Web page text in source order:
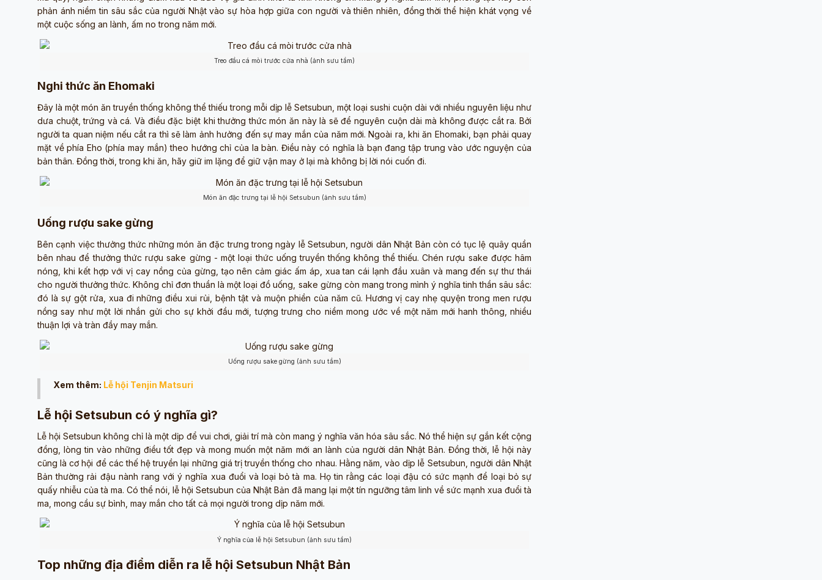
phản ánh niềm tin sâu sắc của người Nhật vào sự hòa hợp giữa con người và thiên nhiên, đồng thời thể hiện khát vọng về
một cuộc sống an lành, ấm no trong năm mới.
Treo đầu cá mòi trước cửa nhà (ảnh sưu tầm)
Nghi thức ăn Ehomaki
Đây là một món ăn truyền thống không thể thiếu trong mỗi dịp lễ Setsubun, một loại sushi cuộn dài với nhiều nguyên liệu như
dưa chuột, trứng và cá. Và điều đặc biệt khi thưởng thức món ăn này là sẽ để nguyên cuộn dài mà không được cắt ra. Bởi
người ta quan niệm nếu cắt ra thì sẽ làm ảnh hưởng đến sự may mắn của năm mới. Ngoài ra, khi ăn Ehomaki, bạn phải quay
mặt về phía Eho (phía may mắn) theo hướng chỉ của la bàn. Điều này có nghĩa là bạn đang tập trung vào ước nguyện của
bản thân. Đồng thời, trong khi ăn, hãy giữ im lặng để giữ vận may ở lại mà không bị lời nói cuốn đi.
Món ăn đặc trưng tại lễ hội Setsubun (ảnh sưu tầm)
Uống rượu sake gừng
Bên cạnh việc thưởng thức những món ăn đặc trưng trong ngày lễ Setsubun, người dân Nhật Bản còn có tục lệ quây quần
bên nhau để thưởng thức rượu sake gừng - một loại thức uống truyền thống không thể thiếu. Chén rượu sake được hâm
nóng, khi kết hợp với vị cay nồng của gừng, tạo nên cảm giác ấm áp, xua tan cái lạnh đầu xuân và mang đến sự thư thái
cho người thưởng thức. Không chỉ đơn thuần là một loại đồ uống, sake gừng còn mang trong mình ý nghĩa tinh thần sâu sắc:
đó là sự gột rửa, xua đi những điều xui rủi, bệnh tật và muộn phiền của năm cũ. Hương vị cay nhẹ quyện trong men rượu
nồng say như một lời nhắn gửi cho sự khởi đầu mới, tượng trưng cho niềm mong ước về một năm mới hanh thông, nhiều
thuận lợi và tràn đầy may mắn.
Uống rượu sake gừng (ảnh sưu tầm)
Xem thêm: Lễ hội Tenjin Matsuri
Lễ hội Setsubun có ý nghĩa gì?
Lễ hội Setsubun không chỉ là một dịp để vui chơi, giải trí mà còn mang ý nghĩa văn hóa sâu sắc. Nó thể hiện sự gắn kết cộng
đồng, lòng tin vào những điều tốt đẹp và mong muốn một năm mới an lành của người dân Nhật Bản. Đồng thời, lễ hội này
cũng là cơ hội để các thế hệ truyền lại những giá trị truyền thống cho nhau. Hằng năm, vào dịp lễ Setsubun, người dân Nhật
Bản thường rải đậu nành rang với ý nghĩa xua đuổi và loại bỏ tà ma. Họ tin rằng các loại đậu có sức mạnh để loại bỏ sự
quấy nhiễu của tà ma. Có thể nói, lễ hội Setsubun của Nhật Bản đã mang lại một tín ngưỡng tâm linh về sức mạnh xua đuổi tà
ma, mong cầu sự bình, may mắn cho tất cả mọi người trong dịp năm mới.
Ý nghĩa của lễ hội Setsubun (ảnh sưu tầm)
Top những địa điểm diễn ra lễ hội Setsubun Nhật Bản